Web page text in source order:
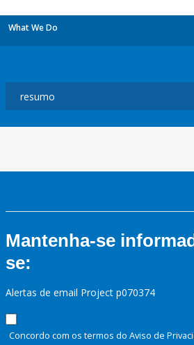
What We Do
Mantenha-se
se:
Alertas de email Project p070374
Concordo com os termos do Aviso de